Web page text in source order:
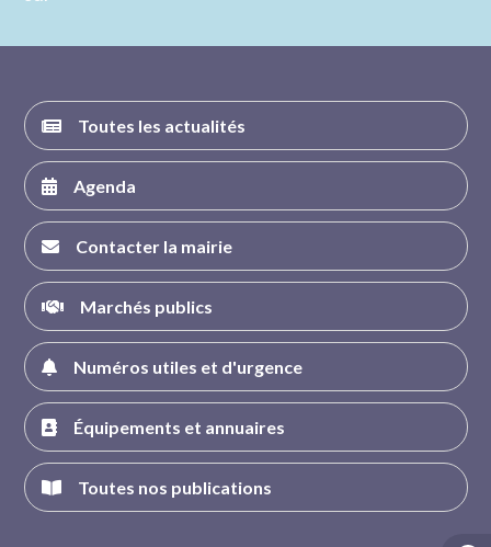
Toutes les actualités
Agenda
Contacter la mairie
Marchés publics
Numéros utiles et d'urgence
Équipements et annuaires
Toutes nos publications